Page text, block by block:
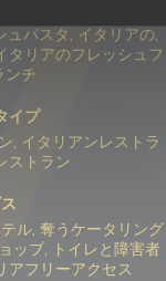
ュパスタ, イタリアの,
タリアのフレッシュフ
ンチ
イプ
, イタリアンレストラ
ストラン
ル, 奪うケータリング
ップ, トイレと障害者
アフリーアクセス